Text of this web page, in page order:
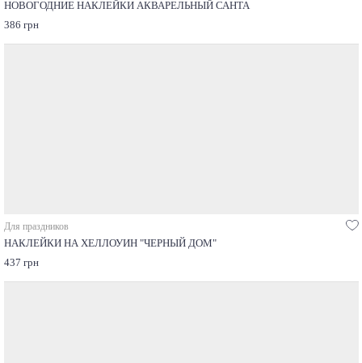
НОВОГОДНИЕ НАКЛЕЙКИ АКВАРЕЛЬНЫЙ САНТА
386 грн
Для праздников
НАКЛЕЙКИ НА ХЕЛЛОУИН "ЧЕРНЫЙ ДОМ"
437 грн